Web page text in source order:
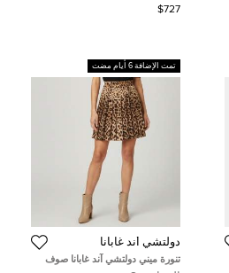
سيسيلي مايكرو طباعة زهور متعددة
$727
تمت الإضافة 6 أيام مضت
دولتشي أند غابانا
تنورة ميني دولتشي آند غابانا صوف
مطبع بنقشة الفهد بني ومرنة ذات